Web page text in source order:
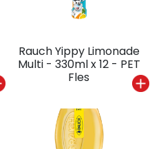
Rauch Yippy Limonade
Multi - 330ml x 12 - PET
Fles